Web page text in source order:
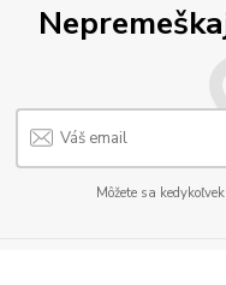
Môžete sa